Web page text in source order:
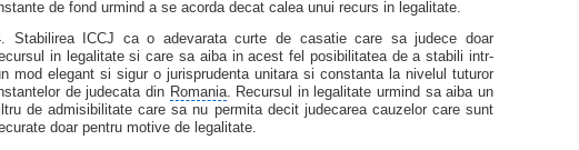
de fond urmind a se acorda decat calea unui recurs in legalitate.
Stabilirea ICCJ ca o adevarata curte de casatie care sa judece doar
in legalitate si care sa aiba in acest fel posibilitatea de a stabili intr-
mod elegant si sigur o jurisprudenta unitara si constanta la nivelul tuturor
de judecata din Romania. Recursul in legalitate urmind sa aiba un
de admisibilitate care sa nu permita decit judecarea cauzelor care sunt
doar pentru motive de legalitate.